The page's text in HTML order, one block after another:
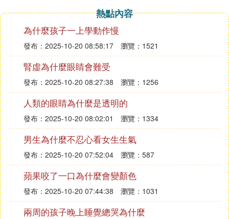
❼ 在淘寶上買東西不能選擇顏色和尺碼了
是怎麼回事
可能是電腦中某種程序默認 或者是攔截窗口什麼的
一般360的瀏覽器會出現這樣的情況 但是也不是總是
出現 可以嘗試著更換其他的瀏覽器 或者是從360急速
和360安全瀏覽器之間更換也成
希望採納
❽ 在淘寶網買鞋時為什麼選不了尺碼和顏
色的
不是每一家都是這樣吧？
你去別的店試一下，如果都這樣，就是你瀏覽器刷新
太慢；
熱點內容
為什麼孩子一上學動作慢
發布：2025-10-20 08:58:17 瀏覽：1521
腎虛為什麼眼睛會難受
發布：2025-10-20 08:27:38 瀏覽：1256
人類的眼睛為什麼是透明的
發布：2025-10-20 08:02:01 瀏覽：1334
男生為什麼不忍心看女生生氣
發布：2025-10-20 07:52:04 瀏覽：587
蘋果咬了一口為什麼會變顏色
發布：2025-10-20 07:44:38 瀏覽：1031
兩周的孩子晚上睡覺總哭為什麼